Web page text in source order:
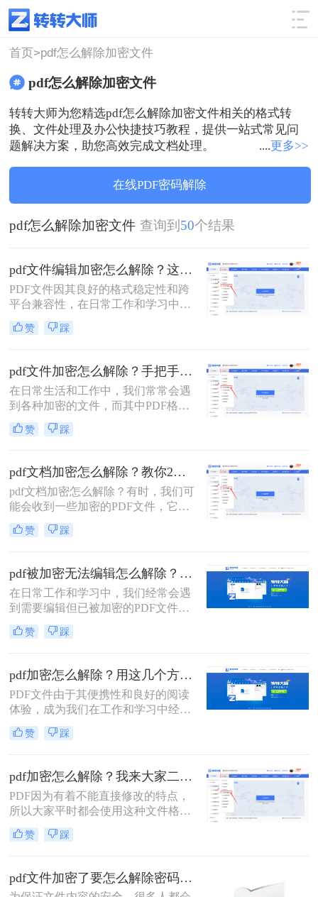
使用技巧 筛选
首页>pdf怎么解除加密文件
pdf怎么解除加密文件
转转大师为您精选pdf怎么解除加密文件相关的格式转
换、文件处理及办公快捷技巧教程，提供一站式常见问
题解决方案，助您高效完成文档处理。
....更多>>
在线PDF密码解除
pdf怎么解除加密文件 查询到 50个结果
pdf文件编辑加密怎么解除？这二种解除加密方法看看！
PDF文件因其良好的格式稳定性和跨
平台兼容性，在日常工作和学习中得
到了广泛应用。然而，有时我们可能
会遇到一些被加密的PDF文件，这些
作。本文将详细介绍pdf文件编辑加密
怎么解除，以便用户能够自由编辑和
使用这些文件。
赞 踩
pdf文件加密怎么解除？手把手教你2个简单方法！
在日常生活和工作中，我们常常会遇
到各种加密的文件，而其中PDF格式
的文件加密情况也较为常见。PDF文
件的加密和解除是一个常见的需求，
时。下面分享pdf文件加密怎么解除方
法，可以帮助你解除PDF加密文件，
一起来了解一下吧！
赞 踩
pdf文档加密怎么解除？教你2个pdf解密方法！
pdf文档加密怎么解除​？有时，我们可
能会收到一些加密的PDF文件，它们
不允许我们对其进行编辑或打印。这
时，我们需要使用PDF解密工具，以
行编辑。那么接下来就给大家介绍一
下pdf加密解除的方法。
赞 踩
pdf被加密无法编辑怎么解除？教你4招轻松摆平！
在日常工作和学习中，我们经常会遇
到需要编辑但已被加密的PDF文件。
这些加密措施通常是为了保护文件的
机密性和完整性，但在某些情况下，
详细介绍如pdf被加密无法编辑怎么解
除，并提供一系列实用的步骤和策
略。
赞 踩
pdf加密怎么解除？用这几个方法1秒立即解密！
PDF文件由于其便携性和良好的阅读
体验，成为我们在工作和学习中经常
使用的文件格式之一。然而，当遇到
加密的PDF文件时，我们可能无法直
细介绍PDF加密怎么解除，帮助您轻
松访问文件内容。
赞 踩
pdf加密怎么解除？我来大家二个方法！
PDF因为有着不能直接修改的特点，
所以大家平时都会使用这种文件格式
来存储重要的文件，不过虽然它不能
直接修改，但是别人还是可以随意查
自己的PDF文件应该怎么办呢？其实
很简单，只要对文件进行加密就行
赞 踩
pdf文件加密了要怎么解除密码？教你2个PDF解密方法